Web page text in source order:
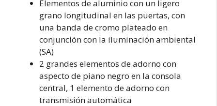
Elementos de aluminio con un ligero
grano longitudinal en las puertas, con
una banda de cromo plateado en
conjunción con la iluminación ambiental
(SA)
2 grandes elementos de adorno con
aspecto de piano negro en la consola
central, 1 elemento de adorno con
transmisión automática